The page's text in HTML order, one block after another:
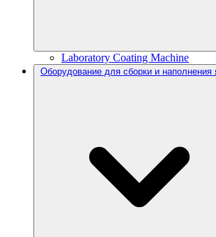
Laboratory Coating Machine
Оборудование для сборки и наполнения